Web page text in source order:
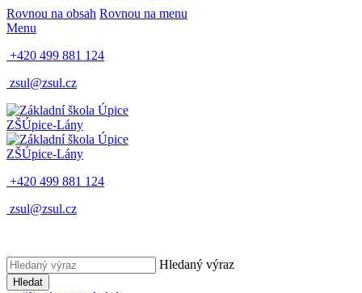
Rovnou na obsah Rovnou na menu
Menu
+420 499 881 124
zsul@zsul.cz
ZŠÚpice-Lány
ZŠÚpice-Lány
+420 499 881 124
zsul@zsul.cz
Hledaný výraz
Hledat